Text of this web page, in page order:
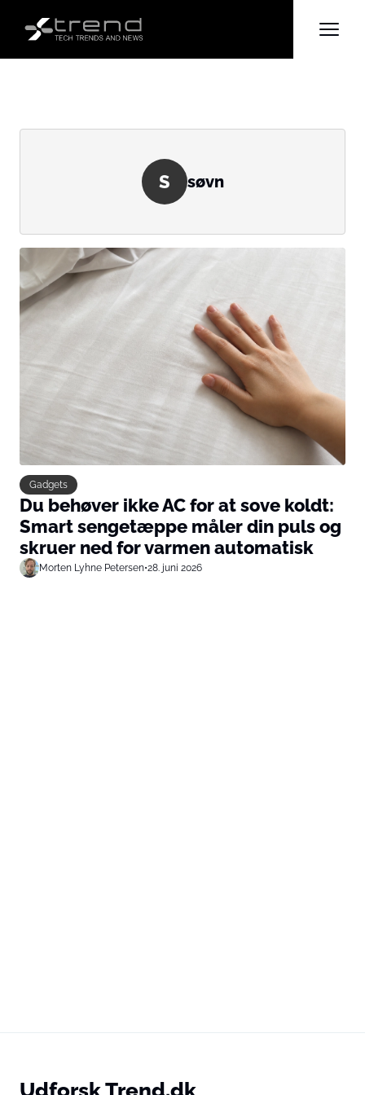
S søvn
Gadgets
Du behøver ikke AC for at sove koldt:
Smart sengetæppe måler din puls og
skruer ned for varmen automatisk
Morten Lyhne Petersen•28. juni 2026
Udforsk Trend.dk